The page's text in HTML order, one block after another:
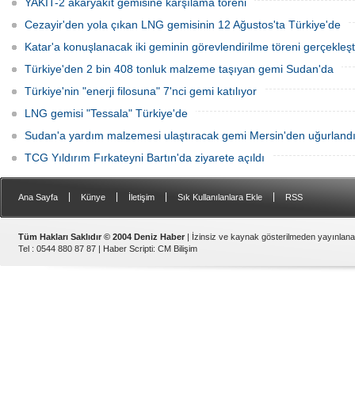
Cezayir'den yola çıkan LNG gemisinin 12 Ağustos'ta Türkiye'de
Katar'a konuşlanacak iki geminin görevlendirilme töreni
Türkiye'den 2 bin 408 tonluk malzeme taşıyan gemi Sudan'da
Türkiye'nin "enerji filosuna" 7'nci gemi katılıyor
LNG gemisi "Tessala" Türkiye'de
Sudan'a yardım malzemesi ulaştıracak gemi Mersin'den uğurlandı
TCG Yıldırım Fırkateyni Bartın'da ziyarete açıldı
Ana Sayfa Künye İletişim Sık Kullanılanlara Ekle RSS
Tüm Hakları Saklıdır © 2004 Deniz Haber | İzinsiz ve kaynak gösterilmeden
Tel : 0544 880 87 87 | Haber Scripti: CM Bilişim